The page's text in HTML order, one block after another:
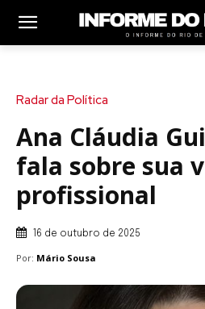
Radar da Política
Ana Cláudia
fala sobre sua
profissional
16 de outubro de 2025
Por: Mário Sousa